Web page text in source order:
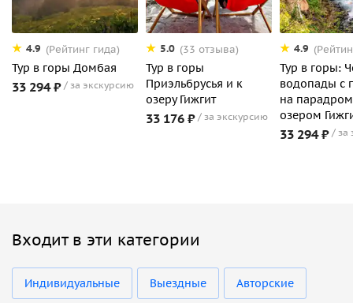
4.9 (Рейтинг гида)
Тур в горы Домбая
33 294 ₽ за экскурсию
5.0 (33 отзыва)
Тур в горы
Приэльбрусья и к
озеру Гижгит
33 176 ₽ за экскурсию
4.9
Тур в горы:
водопады с
на
озером
33 294 ₽ за
Входит в эти категории
Индивидуальные Выездные Авторские